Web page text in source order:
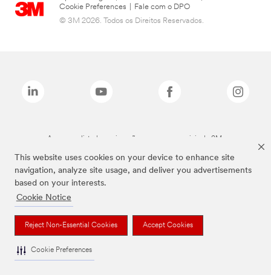
This website uses cookies on your device to enhance site
navigation, analyze site usage, and deliver you advertisements
based on your interests.
Cookie Notice
Reject Non-Essential Cookies Accept Cookies
Cookie Preferences
Cookie Preferences
Fale com o DPO
© 3M 2026. Todos os Direitos Reservados.
As marcas listadas a cima são marcas comerciais da 3M.